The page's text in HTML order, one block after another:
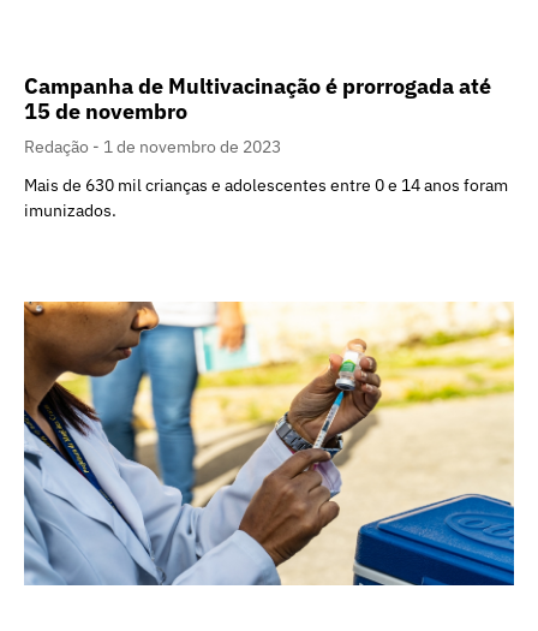
Campanha de Multivacinação é prorrogada até
15 de novembro
Redação
1 de novembro de 2023
Mais de 630 mil crianças e adolescentes entre 0 e 14 anos foram
imunizados.